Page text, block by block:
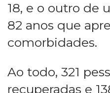
18, e o outro de
82 anos que
comorbidades.
Ao todo, 321
recuperadas e